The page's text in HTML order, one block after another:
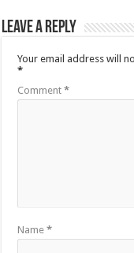
Leave a Reply
Your email address will
*
Comment*
Name*